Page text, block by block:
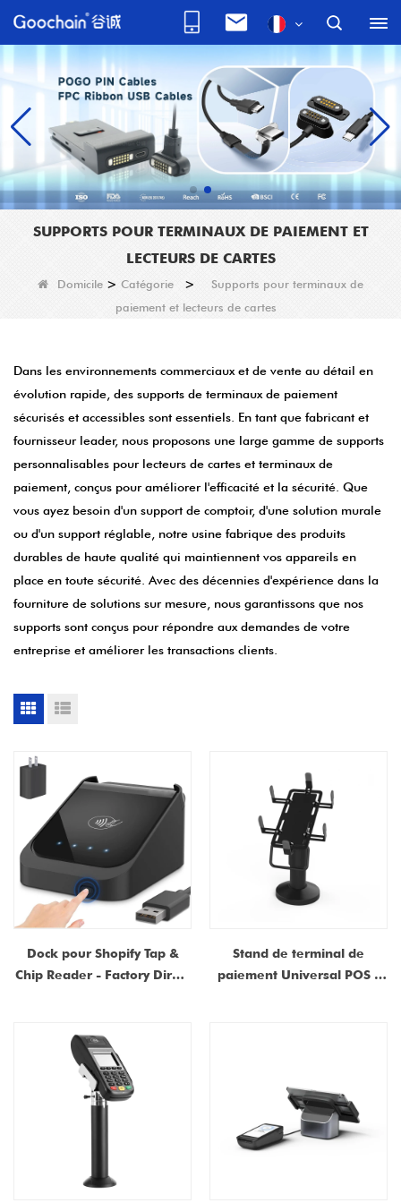
SUPPORTS POUR TERMINAUX DE PAIEMENT ET
LECTEURS DE CARTES
Domicile > Catégorie >
Supports pour terminaux de
paiement et lecteurs de cartes
Dans les environnements commerciaux et de vente au détail en
évolution rapide, des supports de terminaux de paiement
sécurisés et accessibles sont essentiels. En tant que fabricant et
fournisseur leader, nous proposons une large gamme de supports
personnalisables pour lecteurs de cartes et terminaux de
paiement, conçus pour améliorer l'efficacité et la sécurité. Que
vous ayez besoin d'un support de comptoir, d'une solution murale
ou d'un support réglable, notre usine fabrique des produits
durables de haute qualité qui maintiennent vos appareils en
place en toute sécurité. Avec des décennies d'expérience dans la
fourniture de solutions sur mesure, nous garantissons que nos
supports sont conçus pour répondre aux demandes de votre
entreprise et améliorer les transactions clients.
Dock pour Shopify Tap &
Chip Reader - Factory Direct
Stand de terminal de
paiement Universal POS -